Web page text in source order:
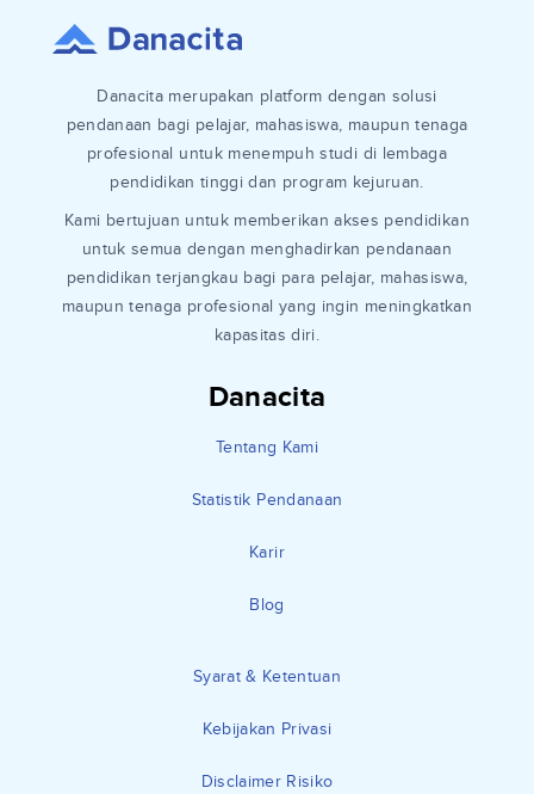
Danacita
Tentang Kami
Statistik Pendanaan
Karir
Blog
Syarat & Ketentuan
Kebijakan Privasi
Disclaimer Risiko
Danacita merupakan platform dengan solusi
pendanaan bagi pelajar, mahasiswa, maupun tenaga
profesional untuk menempuh studi di lembaga
pendidikan tinggi dan program kejuruan.
Kami bertujuan untuk memberikan akses pendidikan
untuk semua dengan menghadirkan pendanaan
pendidikan terjangkau bagi para pelajar, mahasiswa,
maupun tenaga profesional yang ingin meningkatkan
kapasitas diri.